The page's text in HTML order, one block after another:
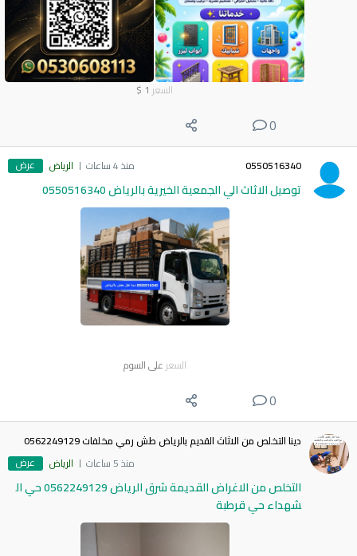
السعر 1
$
0
0550516340 منذ 4 ساعات الرياض عرض
توصيل الاثاث الي الجمعية الخيرية بالرياض 0550516340
السعر على السوم
0
دينا التخلص من الاثاث القديم بالرياض طش رمي مخلفات 0562249129
منذ 5 ساعات
الرياض عرض
التخلص من الاغراض القديمة شرق الرياض 0562249129 حي ال
شهداء حي قرطبة